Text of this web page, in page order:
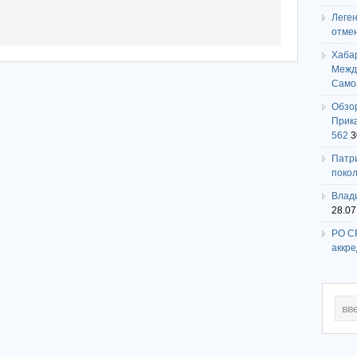
562
РО